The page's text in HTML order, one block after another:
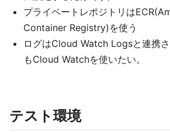
プライペートレポジトリは
Container Registry)を使う
ログはCloud Watch Logsと連携
もCloud Watchを使いたい。
テスト環境